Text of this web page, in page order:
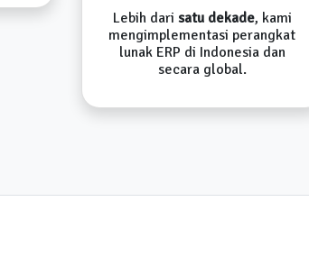
Lebih dari satu dekade, kami
mengimplementasi perangkat
lunak ERP di Indonesia dan
secara global.